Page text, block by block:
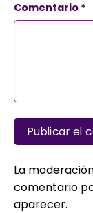
Comentario *
La
comentario
aparecer.